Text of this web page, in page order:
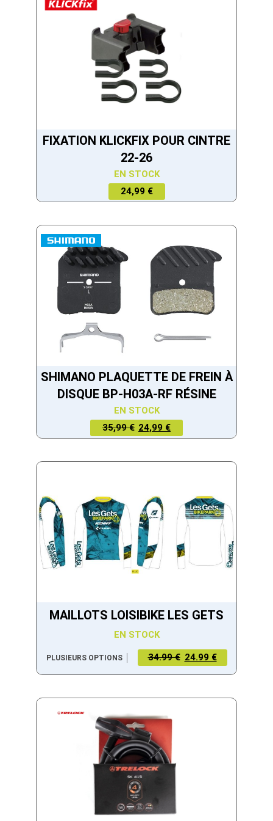
FIXATION KLICKFIX POUR CINTRE
22-26
EN STOCK
24,99 €
SHIMANO PLAQUETTE DE FREIN À
DISQUE BP-H03A-RF RÉSINE
EN STOCK
35,99 €
LE PRIX
INITIAL
24,99 €
LE PRIX
ACTUEL
MAILLOTS LOISIBIKE LES GETS
EN STOCK
PLUSIEURS OPTIONS 34.99 € 24.99 €